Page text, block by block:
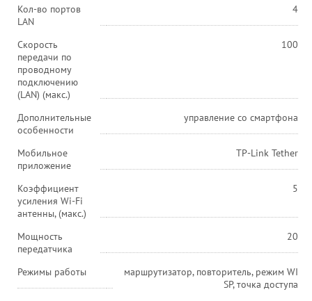
Кол-во портов
LAN
4
Скорость
передачи по
проводному
подключению
(LAN) (макс.)
100
Дополнительные
особенности
управление со смартфона
Мобильное
приложение
TP-Link Tether
Коэффициент
усиления Wi-Fi
антенны, (макс.)
5
Мощность
передатчика
20
Режимы работы
маршрутизатор, повторитель, режим WI
SP, точка доступа